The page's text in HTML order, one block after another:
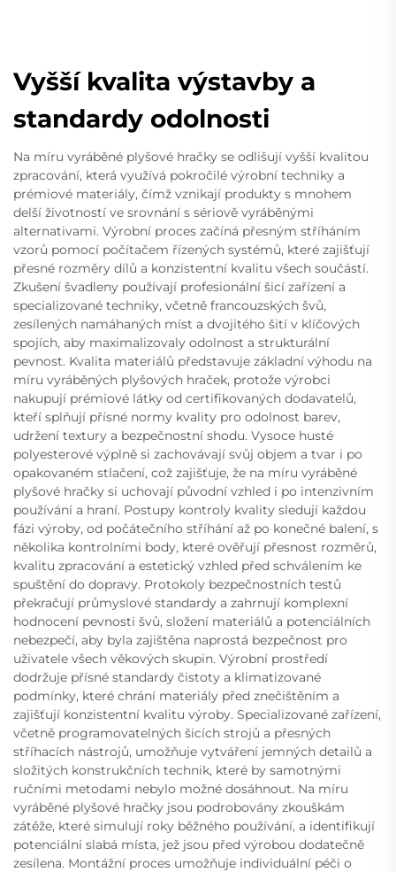
Vyšší kvalita výstavby a
standardy odolnosti
Na míru vyráběné plyšové hračky se odlišují vyšší kvalitou
zpracování, která využívá pokročilé výrobní techniky a
prémiové materiály, čímž vznikají produkty s mnohem
delší životností ve srovnání s sériově vyráběnými
alternativami. Výrobní proces začíná přesným stříháním
vzorů pomocí počítačem řízených systémů, které zajišťují
přesné rozměry dílů a konzistentní kvalitu všech součástí.
Zkušení švadleny používají profesionální šicí zařízení a
specializované techniky, včetně francouzských švů,
zesílených namáhaných míst a dvojitého šití v klíčových
spojích, aby maximalizovaly odolnost a strukturální
pevnost. Kvalita materiálů představuje základní výhodu na
míru vyráběných plyšových hraček, protože výrobci
nakupují prémiové látky od certifikovaných dodavatelů,
kteří splňují přísné normy kvality pro odolnost barev,
udržení textury a bezpečnostní shodu. Vysoce husté
polyesterové výplně si zachovávají svůj objem a tvar i po
opakovaném stlačení, což zajišťuje, že na míru vyráběné
plyšové hračky si uchovají původní vzhled i po intenzivním
používání a hraní. Postupy kontroly kvality sledují každou
fázi výroby, od počátečního stříhání až po konečné balení, s
několika kontrolními body, které ověřují přesnost rozměrů,
kvalitu zpracování a estetický vzhled před schválením ke
spuštění do dopravy. Protokoly bezpečnostních testů
překračují průmyslové standardy a zahrnují komplexní
hodnocení pevnosti švů, složení materiálů a potenciálních
nebezpečí, aby byla zajištěna naprostá bezpečnost pro
uživatele všech věkových skupin. Výrobní prostředí
dodržuje přísné standardy čistoty a klimatizované
podmínky, které chrání materiály před znečištěním a
zajišťují konzistentní kvalitu výroby. Specializované zařízení,
včetně programovatelných šicích strojů a přesných
stříhacích nástrojů, umožňuje vytváření jemných detailů a
složitých konstrukčních technik, které by samotnými
ručními metodami nebylo možné dosáhnout. Na míru
vyráběné plyšové hračky jsou podrobovány zkouškám
zátěže, které simulují roky běžného používání, a identifikují
potenciální slabá místa, jež jsou před výrobou dodatečně
zesílena. Montážní proces umožňuje individuální péči o